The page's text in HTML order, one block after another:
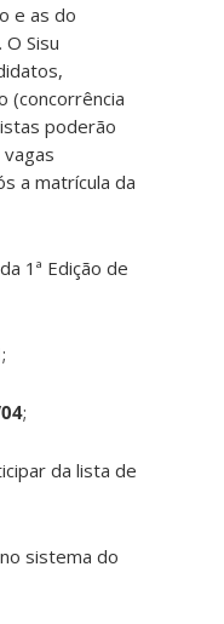
e as do
Sisu
(concorrência
poderão
a matrícula da
1ª Edição de
;
;
da lista de
sistema do